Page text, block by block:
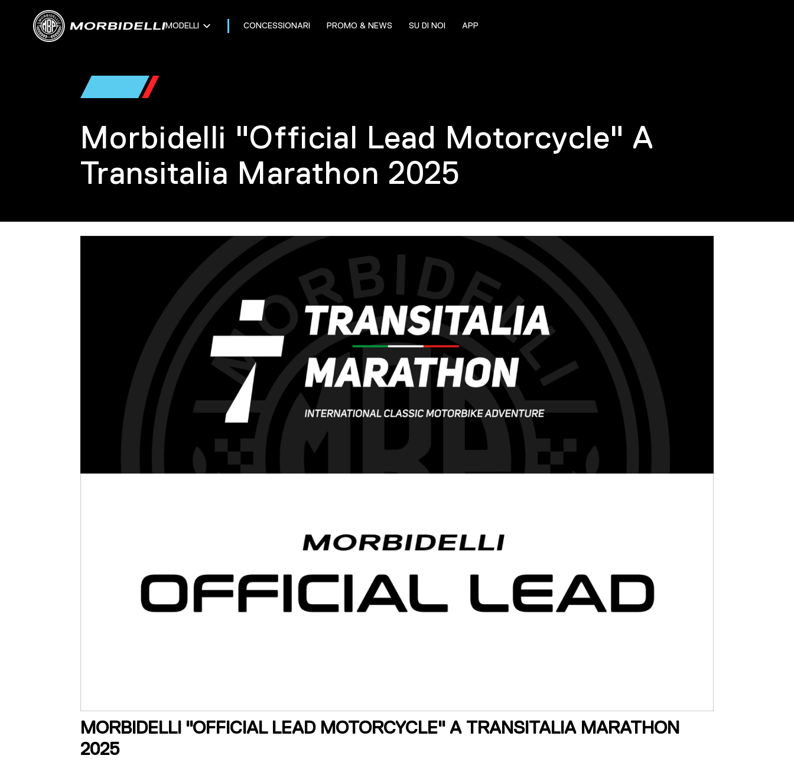
MODELLI CONCESSIONARI PROMO & NEWS SU DI NOI APP
Morbidelli "Official Lead Motorcycle" A
Transitalia Marathon 2025
MORBIDELLI "OFFICIAL LEAD MOTORCYCLE" A TRANSITALIA MARATHON
2025